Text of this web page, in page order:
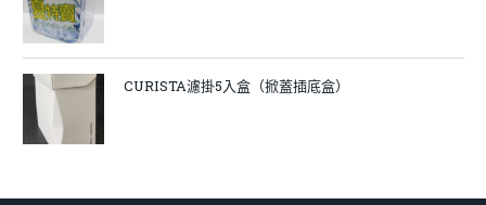
CURISTA濾掛5入盒（掀蓋插底盒）